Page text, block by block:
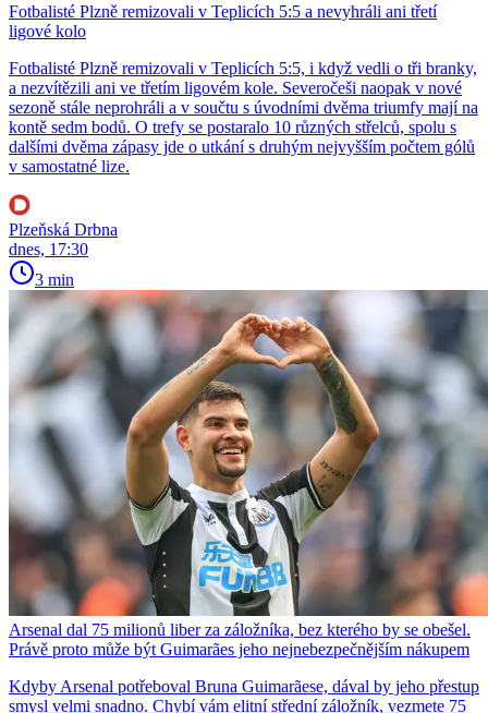
Fotbalisté Plzně remizovali v Teplicích 5:5 a nevyhráli ani třetí
ligové kolo
Fotbalisté Plzně remizovali v Teplicích 5:5, i když vedli o tři branky,
a nezvítězili ani ve třetím ligovém kole. Severočeši naopak v nové
sezoně stále neprohráli a v součtu s úvodními dvěma triumfy mají na
kontě sedm bodů. O trefy se postaralo 10 různých střelců, spolu s
dalšími dvěma zápasy jde o utkání s druhým nejvyšším počtem gólů
v samostatné lize.
Plzeňská Drbna
dnes, 17:30
3 min
Arsenal dal 75 milionů liber za záložníka, bez kterého by se obešel.
Právě proto může být Guimarães jeho nejnebezpečnějším nákupem
Kdyby Arsenal potřeboval Bruna Guimarãese, dával by jeho přestup
smysl velmi snadno. Chybí vám elitní střední záložník, vezmete 75